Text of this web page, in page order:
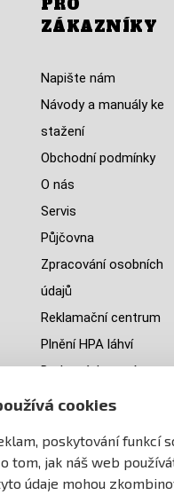
cookies
poskytování funkcí
tom, jak náš web
údaje mohou
PRO
ZÁKAZNÍKY
Napište nám
Návody a manuály ke
stažení
Obchodní podmínky
O nás
Servis
Půjčovna
Zpracování osobních
údajů
Reklamační centrum
Plnění HPA láhví
Do kterých zemí
doručujeme
Mapa stránek